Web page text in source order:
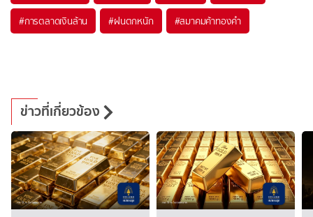
#การตลาดเงินล้าน #ฝนตกหนัก #สมาคมค้าทองคำ
ข่าวที่เกี่ยวข้อง